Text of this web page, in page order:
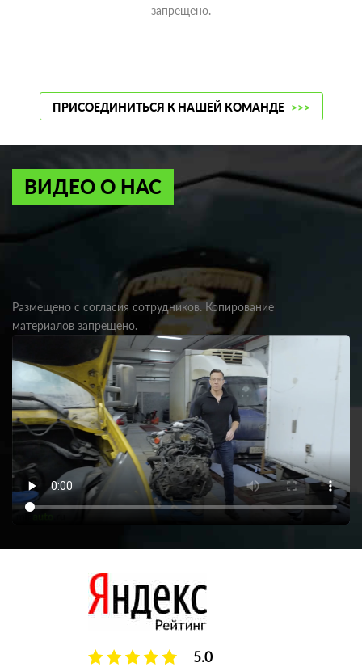
запрещено.
ПРИСОЕДИНИТЬСЯ К НАШЕЙ КОМАНДЕ >>>
ВИДЕО О НАС
Размещено с согласия сотрудников. Копирование
материалов запрещено.
5.0